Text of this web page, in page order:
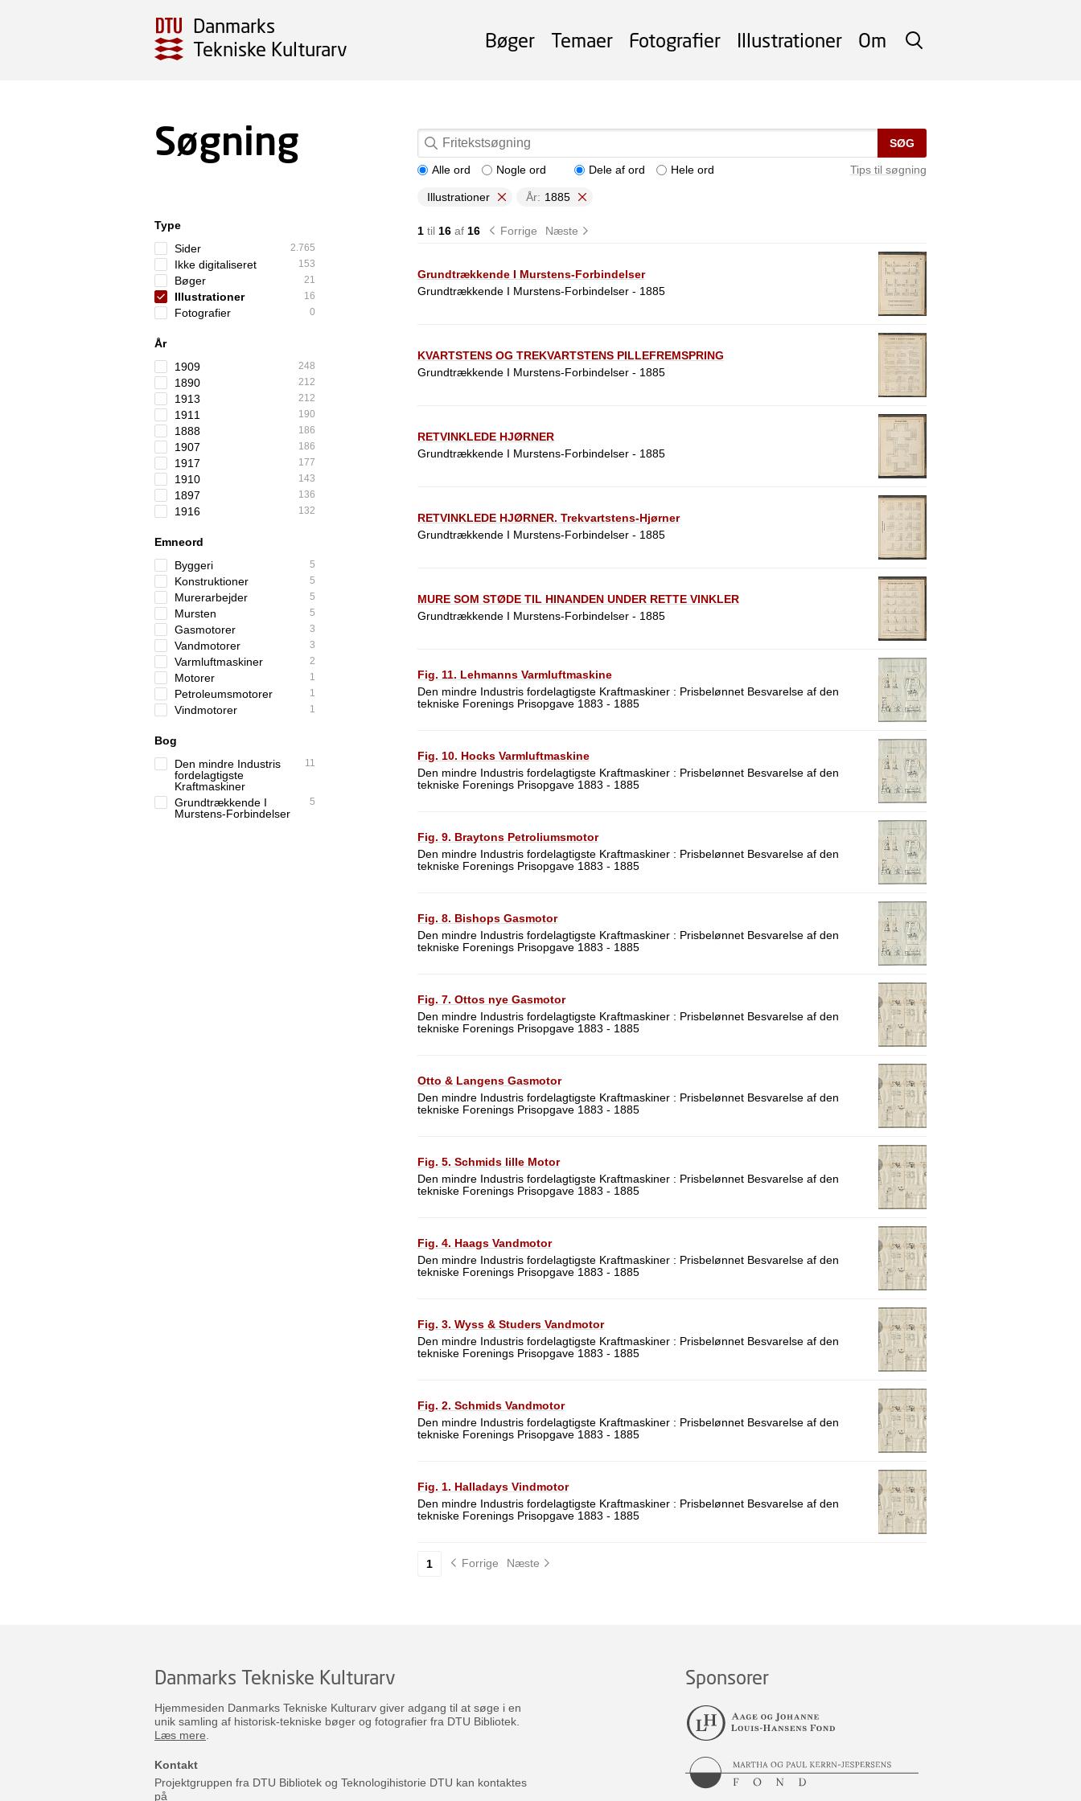
Danmarks
Tekniske Kulturarv
SØG
Bøger Temaer Fotografier Illustrationer Om
Søgning SØG
Tips til søgning
Alle ord Nogle ord Dele af ord Hele ord
Illustrationer År: 1885
Type
Sider
2.765
Ikke digitaliseret 153
Bøger 21
Illustrationer 16
Fotografier 0
År
1909
248
1890 212
1913 212
1911 190
1888 186
1907 186
1917 177
1910 143
1897 136
1916 132
Emneord
Byggeri
5
Konstruktioner 5
Murerarbejder 5
Mursten 5
Gasmotorer 3
Vandmotorer 3
Varmluftmaskiner 2
Motorer 1
Petroleumsmotorer 1
Vindmotorer 1
Bog
Den mindre Industris
fordelagtigste
Kraftmaskiner
11
Grundtrækkende I
Murstens-Forbindelser
5
1til 16af 16 Forrige Næste
Grundtrækkende I Murstens-Forbindelser
Grundtrækkende I Murstens-Forbindelser - 1885
KVARTSTENS OG TREKVARTSTENS PILLEFREMSPRING
Grundtrækkende I Murstens-Forbindelser - 1885
RETVINKLEDE HJØRNER
Grundtrækkende I Murstens-Forbindelser - 1885
RETVINKLEDE HJØRNER. Trekvartstens-Hjørner
Grundtrækkende I Murstens-Forbindelser - 1885
MURE SOM STØDE TIL HINANDEN UNDER RETTE VINKLER
Grundtrækkende I Murstens-Forbindelser - 1885
Fig. 11. Lehmanns Varmluftmaskine
Den mindre Industris fordelagtigste Kraftmaskiner : Prisbelønnet Besvarelse af den
tekniske Forenings Prisopgave 1883 - 1885
Fig. 10. Hocks Varmluftmaskine
Den mindre Industris fordelagtigste Kraftmaskiner : Prisbelønnet Besvarelse af den
tekniske Forenings Prisopgave 1883 - 1885
Fig. 9. Braytons Petroliumsmotor
Den mindre Industris fordelagtigste Kraftmaskiner : Prisbelønnet Besvarelse af den
tekniske Forenings Prisopgave 1883 - 1885
Fig. 8. Bishops Gasmotor
Den mindre Industris fordelagtigste Kraftmaskiner : Prisbelønnet Besvarelse af den
tekniske Forenings Prisopgave 1883 - 1885
Fig. 7. Ottos nye Gasmotor
Den mindre Industris fordelagtigste Kraftmaskiner : Prisbelønnet Besvarelse af den
tekniske Forenings Prisopgave 1883 - 1885
Otto & Langens Gasmotor
Den mindre Industris fordelagtigste Kraftmaskiner : Prisbelønnet Besvarelse af den
tekniske Forenings Prisopgave 1883 - 1885
Fig. 5. Schmids lille Motor
Den mindre Industris fordelagtigste Kraftmaskiner : Prisbelønnet Besvarelse af den
tekniske Forenings Prisopgave 1883 - 1885
Fig. 4. Haags Vandmotor
Den mindre Industris fordelagtigste Kraftmaskiner : Prisbelønnet Besvarelse af den
tekniske Forenings Prisopgave 1883 - 1885
Fig. 3. Wyss & Studers Vandmotor
Den mindre Industris fordelagtigste Kraftmaskiner : Prisbelønnet Besvarelse af den
tekniske Forenings Prisopgave 1883 - 1885
Fig. 2. Schmids Vandmotor
Den mindre Industris fordelagtigste Kraftmaskiner : Prisbelønnet Besvarelse af den
tekniske Forenings Prisopgave 1883 - 1885
Fig. 1. Halladays Vindmotor
Den mindre Industris fordelagtigste Kraftmaskiner : Prisbelønnet Besvarelse af den
tekniske Forenings Prisopgave 1883 - 1885
1 Forrige Næste
Danmarks Tekniske Kulturarv
Hjemmesiden Danmarks Tekniske Kulturarv giver adgang til at søge i en
unik samling af historisk-tekniske bøger og fotografier fra DTU Bibliotek.
Læs mere
Kontakt
Projektgruppen fra DTU Bibliotek og Teknologihistorie DTU kan kontaktes
på
Sponsorer